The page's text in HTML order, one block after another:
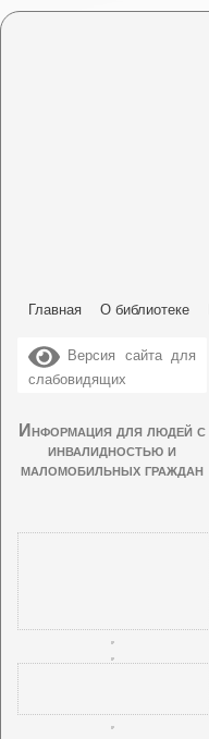
Главная О библиотеке
Версия сайта для
слабовидящих
Информация для людей с
инвалидностью и
маломобильных граждан